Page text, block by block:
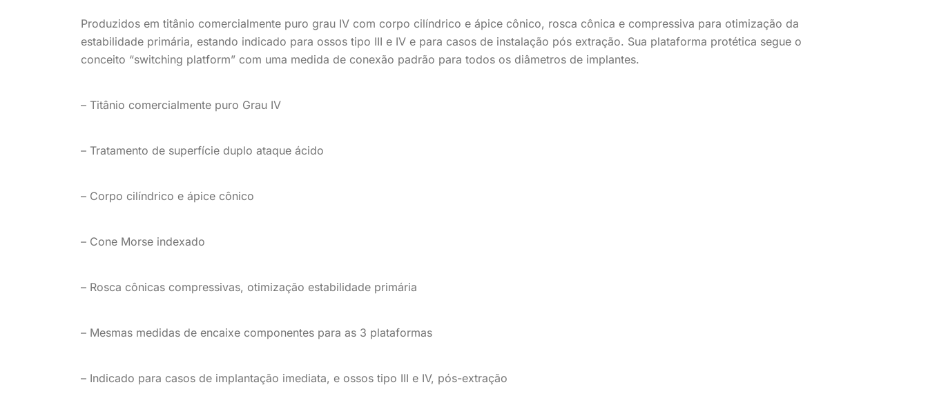
Produzidos em titânio comercialmente puro grau IV com corpo cilíndrico e ápice cônico, rosca cônica e compressiva para otimização da
estabilidade primária, estando indicado para ossos tipo III e IV e para casos de instalação pós extração. Sua plataforma protética segue o
conceito “switching platform” com uma medida de conexão padrão para todos os diâmetros de implantes.
– Titânio comercialmente puro Grau IV
– Tratamento de superfície duplo ataque ácido
– Corpo cilíndrico e ápice cônico
– Cone Morse indexado
– Rosca cônicas compressivas, otimização estabilidade primária
– Mesmas medidas de encaixe componentes para as 3 plataformas
– Indicado para casos de implantação imediata, e ossos tipo III e IV, pós-extração